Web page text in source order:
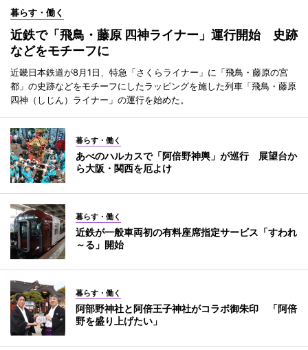
暮らす・働く
近鉄で「飛鳥・藤原 四神ライナー」運行開始 史跡
などをモチーフに
近畿日本鉄道が8月1日、特急「さくらライナー」に「飛鳥・藤原の宮
都」の史跡などをモチーフにしたラッピングを施した列車「飛鳥・藤原
四神（しじん）ライナー」の運行を始めた。
暮らす・働く
あべのハルカスで「阿倍野神輿」が巡行 展望台か
ら大阪・関西を厄よけ
暮らす・働く
近鉄が一般車両初の有料座席指定サービス「すわれ
～る」開始
暮らす・働く
阿部野神社と阿倍王子神社がコラボ御朱印 「阿倍
野を盛り上げたい」